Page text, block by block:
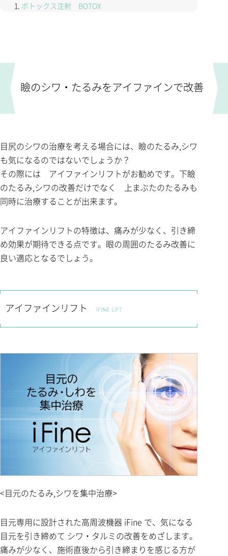
ボトックス注射 BOTOX
瞼のシワ・たるみをアイファインで改善
目尻のシワの治療を考える場合には、瞼のたるみ,シワ
も気になるのではないでしょうか？
その際には アイファインリフトがお勧めです。下瞼
のたるみ,シワの改善だけでなく 上まぶたのたるみも
同時に治療することが出来ます。
アイファインリフトの特徴は、痛みが少なく、引き締
め効果が期待できる点です。眼の周囲のたるみ改善に
良い適応となるでしょう。
アイファインリフト iFine Lift
<目元のたるみ,シワを集中治療>
目元専用に設計された高周波機器 iFine で、気になる
目元を引き締めて シワ・タルミの改善をめざします。
痛みが少なく、施術直後から引き締まりを感じる方が